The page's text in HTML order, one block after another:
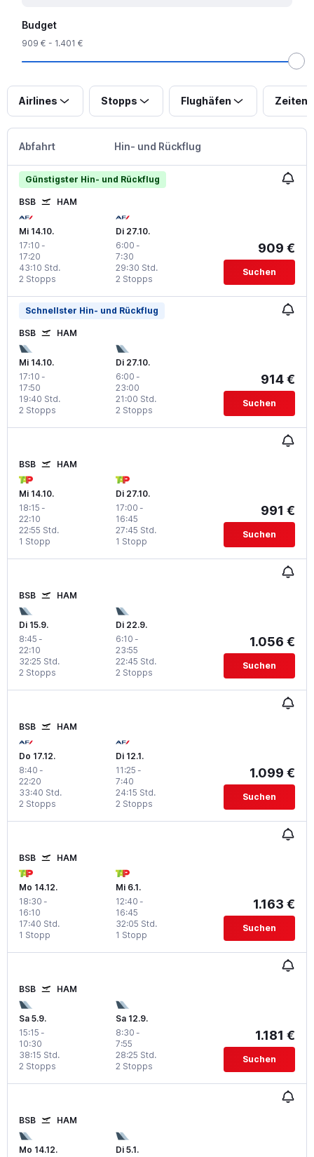
Budget
909 € - 1.401 €
Airlines Stopps Flughäfen Zeiten
Abfahrt Hin- und Rückflug
Günstigster Hin- und Rückflug
BSB HAM
Mi 14.10.
17:10 -
17:20
2 Stopps
43:10 Std.
Di 27.10.
6:00 -
7:30
2 Stopps
29:30 Std.
909 €
Suchen
Schnellster Hin- und Rückflug
BSB HAM
Mi 14.10.
17:10 -
17:50
2 Stopps
19:40 Std.
Di 27.10.
6:00 -
23:00
2 Stopps
21:00 Std.
914 €
Suchen
BSB HAM
Mi 14.10.
18:15 -
22:10
1 Stopp
22:55 Std.
Di 27.10.
17:00 -
16:45
1 Stopp
27:45 Std.
991 €
Suchen
BSB HAM
Di 15.9.
8:45 -
22:10
2 Stopps
32:25 Std.
Di 22.9.
6:10 -
23:55
2 Stopps
22:45 Std.
1.056 €
Suchen
BSB HAM
Do 17.12.
8:40 -
22:20
2 Stopps
33:40 Std.
Di 12.1.
11:25 -
7:40
2 Stopps
24:15 Std.
1.099 €
Suchen
BSB HAM
Mo 14.12.
18:30 -
16:10
1 Stopp
17:40 Std.
Mi 6.1.
12:40 -
16:45
1 Stopp
32:05 Std.
1.163 €
Suchen
BSB HAM
Sa 5.9.
15:15 -
10:30
2 Stopps
38:15 Std.
Sa 12.9.
8:30 -
7:55
2 Stopps
28:25 Std.
1.181 €
Suchen
BSB HAM
Mo 14.12.
Di 5.1.